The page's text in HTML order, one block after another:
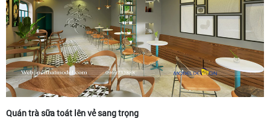
Quán trà sữa toát lên vẻ sang trọng